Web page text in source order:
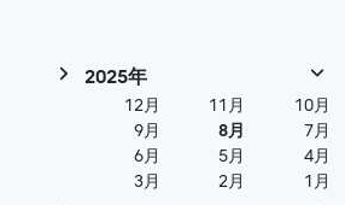
2025年
12月 11月
10月
9月
8月
7月
6月
5月
4月
3月
2月 1月